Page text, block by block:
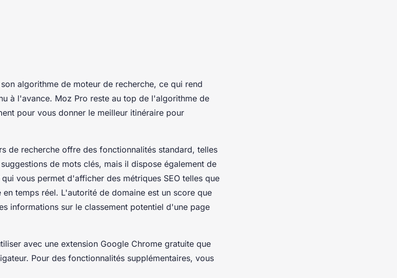
algorithme de moteur de recherche, ce qui rend
à l'avance. Moz Pro reste au top de l'algorithme de
pour vous donner le meilleur itinéraire pour
de recherche offre des fonctionnalités standard, telles
de mots clés, mais il dispose également de
vous permet d'afficher des métriques SEO telles que
temps réel. L'autorité de domaine est un score que
informations sur le classement potentiel d'une page
avec une extension Google Chrome gratuite que
Pour des fonctionnalités supplémentaires, vous